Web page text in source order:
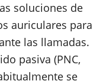
soluciones de
auriculares para
las llamadas.
pasiva (PNC,
se